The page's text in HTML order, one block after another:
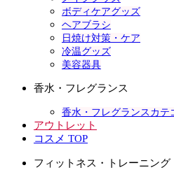
ボディケアグッズ
ヘアブラシ
日焼け対策・ケア
冷温グッズ
美容器具
香水・フレグランス
香水・フレグランスカテ
アウトレット
コスメ TOP
フィットネス・トレーニング